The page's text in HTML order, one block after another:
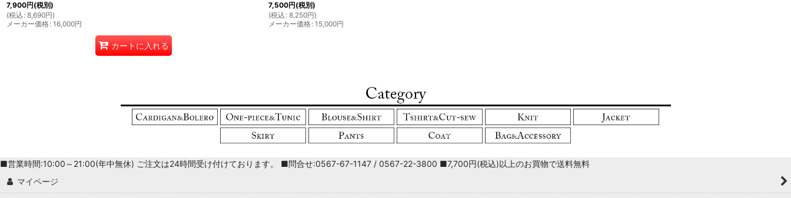
7,900円(税別)
(税込 : 8,690円)
メーカー価格: 16,000円
カートに入れる
7,500円(税別)
(税込 : 8,250円)
メーカー価格: 15,000円
■営業時間:10:00～21:00(年中無休) ご注文は24時間受け付けております。 ■問合せ:0567-67-1147 / 0567-22-3800 ■7,700円(税込)以上のお買物で送料無料
マイページ